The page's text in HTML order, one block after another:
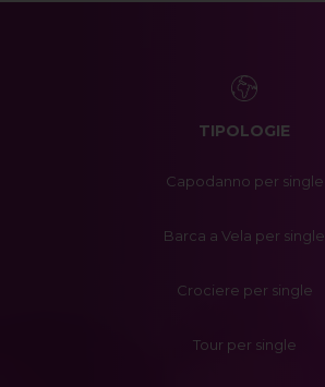
TIPOLOGIE
Capodanno per single
Barca a Vela per single
Crociere per single
Tour per single